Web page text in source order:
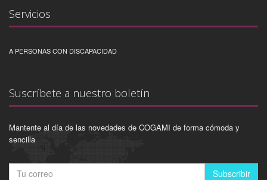
Servicios
A PERSONAS CON DISCAPACIDAD
Suscríbete a nuestro boletín
Mantente al día de las novedades de COGAMI de forma cómoda y
sencilla
Subscribir